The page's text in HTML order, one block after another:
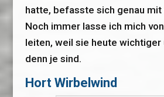
hatte, befasste sich genau
Noch immer lasse ich mich
leiten, weil sie heute wichtiger
denn je sind.
Hort Wirbelwind